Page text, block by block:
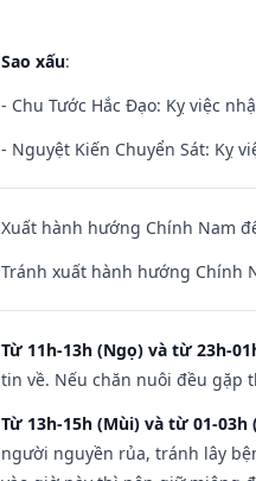
Sao xấu:
- Chu Tước Hắc Đạo: Kỵ việc
- Nguyệt Kiến Chuyển Sát: Kỵ
Xuất hành hướng Chính Nam
Tránh xuất hành hướng Chính
Từ 11h-13h (Ngọ) và từ 23h-
tin về. Nếu chăn nuôi đều gặp
Từ 13h-15h (Mùi) và từ 01-03h
người nguyền rủa, tránh lây